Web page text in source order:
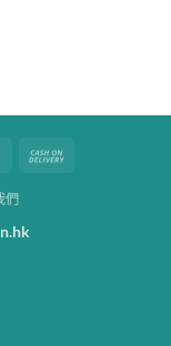
MasterCard
們